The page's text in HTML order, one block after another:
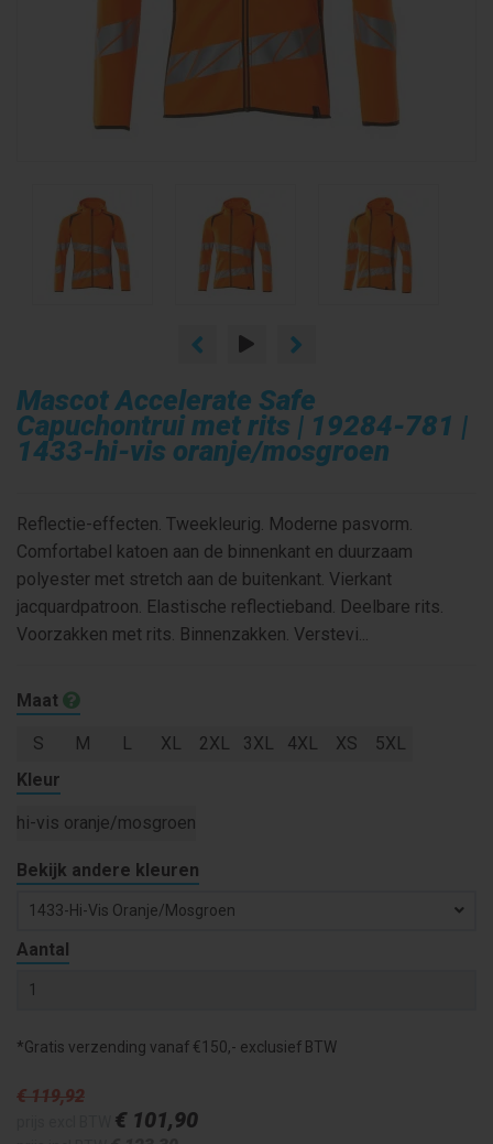
Mascot Accelerate Safe
Capuchontrui met rits | 19284-781 |
1433-hi-vis oranje/mosgroen
Reflectie-effecten. Tweekleurig. Moderne pasvorm.
Comfortabel katoen aan de binnenkant en duurzaam
polyester met stretch aan de buitenkant. Vierkant
jacquardpatroon. Elastische reflectieband. Deelbare rits.
Voorzakken met rits. Binnenzakken. Verstevi...
Maat
S M L XL 2XL 3XL 4XL XS
5XL
Kleur
hi-vis oranje/mosgroen
Bekijk andere kleuren
1433-Hi-Vis Oranje/mosgroen
Aantal
*Gratis verzending vanaf €150,- exclusief BTW
€ 119,92
€ 101,90